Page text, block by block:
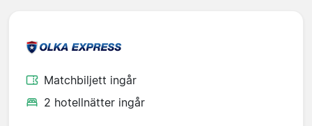
Matchbiljett ingår
2 hotellnätter ingår